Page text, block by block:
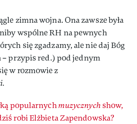
zimna wojna. Ona zawsze była
wspólne RH na pewnych
się zgadzamy, ale nie daj Bóg
– przypis red.) pod jednym
w rozmowie z
popularnychmuzycznychshow,
robi Elżbieta Zapendowska?